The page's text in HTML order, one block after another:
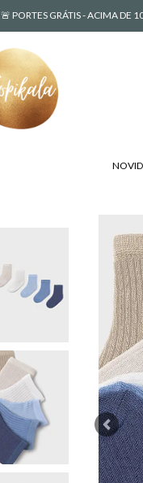
🚨 PORTES GRÁTIS - ACIMA DE